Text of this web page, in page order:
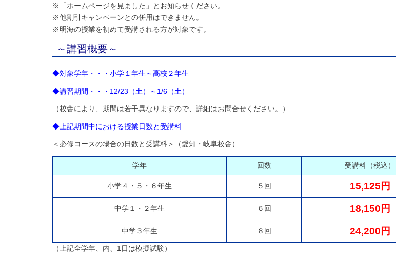
※「ホームページを見ました」とお知らせください。
※他割引キャンペーンとの併用はできません。
※明海の授業を初めて受講される方が対象です。
～講習概要～
◆対象学年・・・小学１年生～高校２年生
◆講習期間・・・12/23（土）～1/6（土）
（校舎により、期間は若干異なりますので、詳細はお問合せください。）
◆上記期間中における授業日数と受講料
＜必修コースの場合の日数と受講料＞（愛知・岐阜校舎）
学年 回数 受講料（税込）
小学４・５・６年生 ５回 15,125円
中学１・２年生 ６回 18,150円
中学３年生 ８回 24,200円
（上記全学年、内、1日は模擬試験）